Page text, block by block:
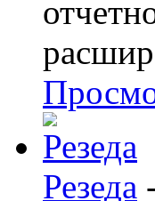
Резеда